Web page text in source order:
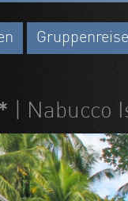
| Nabucco